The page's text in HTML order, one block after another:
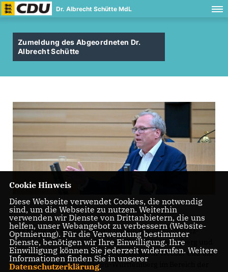
Dr. Albrecht Schütte MdL
Zumeldung des Abgeordneten Dr.
Albrecht Schütte
Der Erfolg bei der Bewerbung um ein neues Helmholtz-
Institut für AngioCardioScience (HI-TAC) in Heidelberg und
Mannheim zeigt wie stark die Region Rhein-Neckar und mit
ihr das gesamte Land Baden-Württemberg im Bereich der
Cookie Hinweis
Diese Webseite verwendet Cookies, die notwendig
sind, um die Webseite zu nutzen. Weiterhin
verwenden wir Dienste von Drittanbietern, die uns
helfen, unser Webangebot zu verbessern (Website-
Optmierung). Für die Verwendung bestimmter
Dienste, benötigen wir Ihre Einwilligung. Ihre
Einwilligung können Sie jederzeit widerrufen. Weitere
Informationen finden Sie in unserer
Datenschutzerklärung.